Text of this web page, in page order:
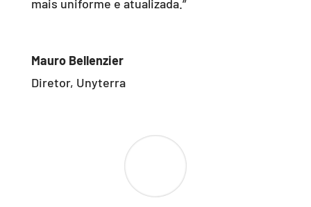
mais uniforme e atualizada.”
Mauro Bellenzier
Diretor, Unyterra